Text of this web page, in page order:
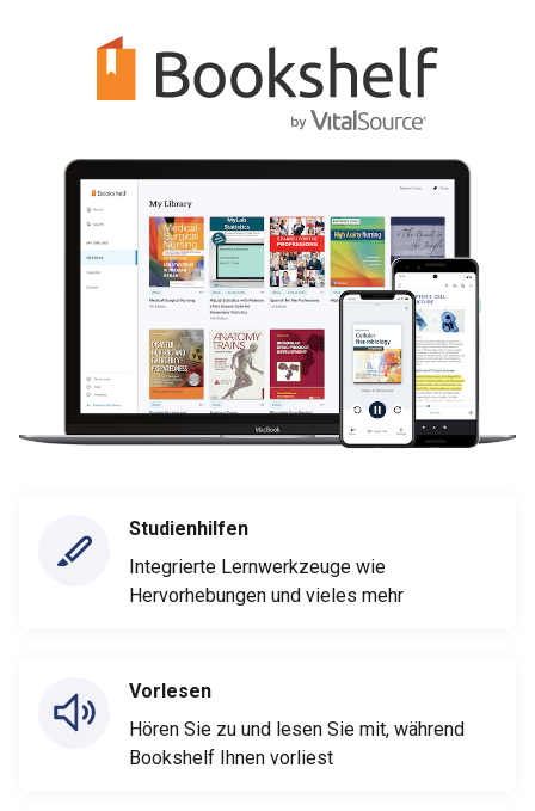
Studienhilfen
Integrierte Lernwerkzeuge wie
Hervorhebungen und vieles mehr
Vorlesen
Hören Sie zu und lesen Sie mit, während
Bookshelf Ihnen vorliest